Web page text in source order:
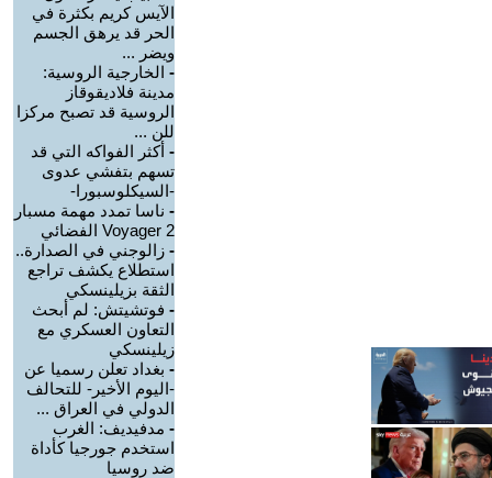
الآيس كريم بكثرة في
الحر قد يرهق الجسم
ويضر ...
- الخارجية الروسية:
مدينة فلاديقوقاز
الروسية قد تصبح مركزا
للن ...
- أكثر الفواكه التي قد
تسهم بتفشي عدوى
-السيكلوسبورا-
- ناسا تمدد مهمة مسبار
Voyager 2 الفضائي
- زالوجني في الصدارة..
استطلاع يكشف تراجع
الثقة بزيلينسكي
- فوتشيتش: لم أبحث
التعاون العسكري مع
زيلينسكي
- بغداد تعلن رسميا عن
-اليوم الأخير- للتحالف
الدولي في العراق ...
- مدفيديف: الغرب
استخدم جورجيا كأداة
ضد روسيا